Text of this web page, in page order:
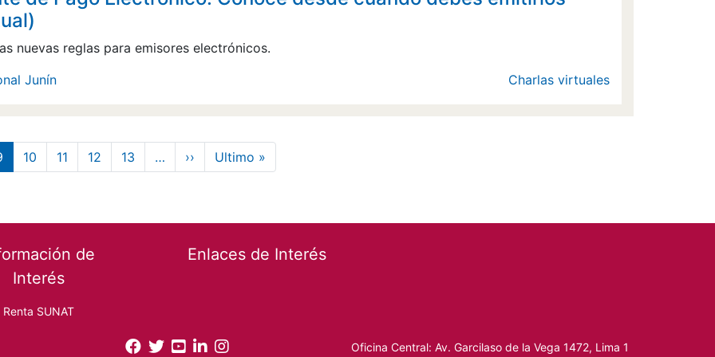
nuevas reglas para emisores electrónicos.
Junín
Charlas virtuales
10 11 12 13 … ›› Siguiente página
Ultimo »
de
Interés
Renta SUNAT
Enlaces de Interés
Oficina Central: Av. Garcilaso de la Vega 1472, Lima 1